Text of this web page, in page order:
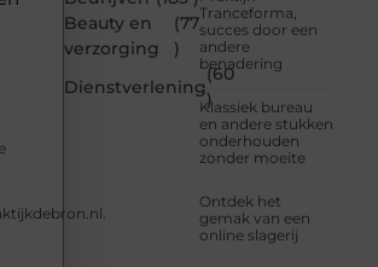
Beauty en
verzorging
(77
)
Dienstverlening
(60
)
Tranceforma,
succes door een
andere
benadering
Klassiek bureau
en andere stukken
onderhouden
zonder moeite
Ontdek het
gemak van een
online slagerij